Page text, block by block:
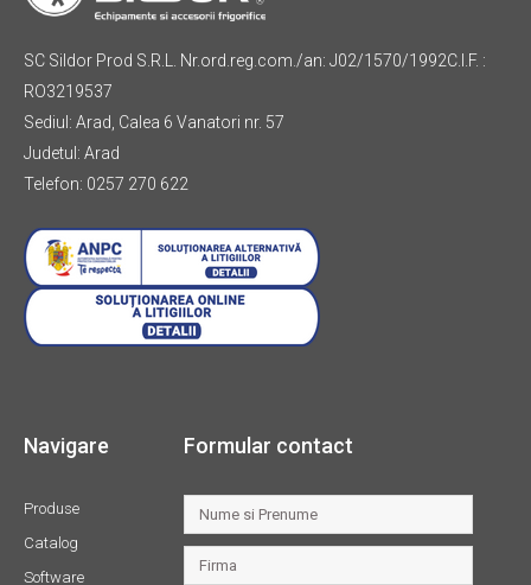
SC Sildor Prod S.R.L. Nr.ord.reg.com./an: J02/1570/1992C.I.F. :
RO3219537
Sediul: Arad, Calea 6 Vanatori nr. 57
Judetul: Arad
Telefon: 0257 270 622
Navigare
Produse
Catalog
Software
Formular contact